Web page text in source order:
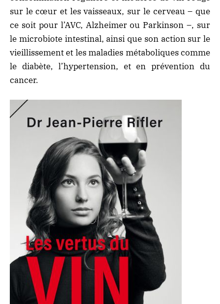
sur le cœur et les vaisseaux, sur le cerveau – que
ce soit pour l’AVC, Alzheimer ou Parkinson –, sur
le microbiote intestinal, ainsi que son action sur le
vieillissement et les maladies métaboliques comme
le diabète, l’hypertension, et en prévention du
cancer.